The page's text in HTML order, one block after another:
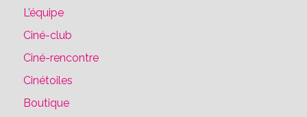
L’équipe
Ciné-club
Ciné-rencontre
Cinétoiles
Boutique